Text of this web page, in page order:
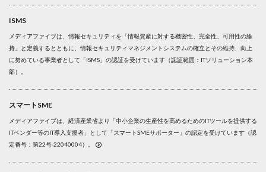
ISMS
メディアファイブは、情報セキュリティを「情報資産に対する機密性、完全性、可用性の維
持」と定義するとともに、情報セキュリティマネジメントシステムの確立とその維持、向上
に努めている事業者として「ISMS」の認証を受けています（認証範囲：ITソリューション本
部）。
スマートSME
メディアファイブは、経済産業省より「中小企業の生産性を高めるためのITツールを提供する
ITベンダー等のIT導入支援者」として「スマートSMEサポーター」の認定を受けています（認
定番号：第22号-22040004）。